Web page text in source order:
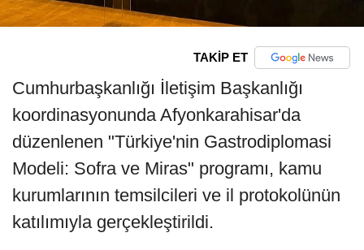
TAKİP ET
Cumhurbaşkanlığı İletişim Başkanlığı
koordinasyonunda Afyonkarahisar'da
düzenlenen "Türkiye'nin Gastrodiplomasi
Modeli: Sofra ve Miras" programı, kamu
kurumlarının temsilcileri ve il protokolünün
katılımıyla gerçekleştirildi.